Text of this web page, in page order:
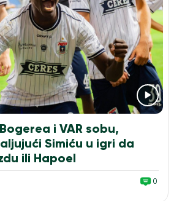
i VAR sobu,
Simiću u igri da
ili Hapoel
0